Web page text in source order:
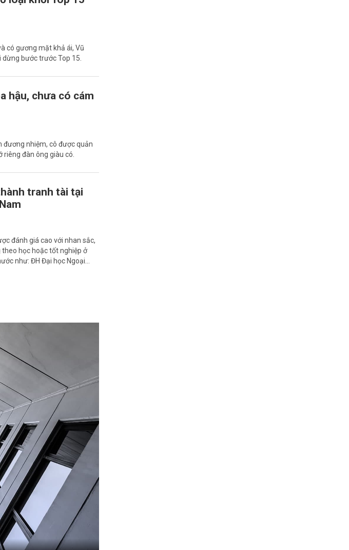
có gương mặt khả ái, Vũ
dừng bước trước Top 15.
hậu, chưa có cám
đương nhiệm, cô được quản
riêng đàn ông giàu có.
tranh tài tại
đánh giá cao với nhan sắc,
theo học hoặc tốt nghiệp ở
như: ĐH Đại học Ngoại...